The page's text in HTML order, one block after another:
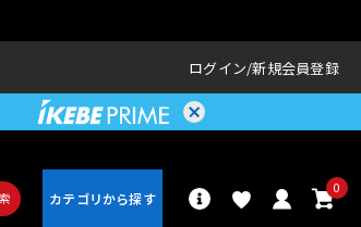
ログイン 新規会員登録
0